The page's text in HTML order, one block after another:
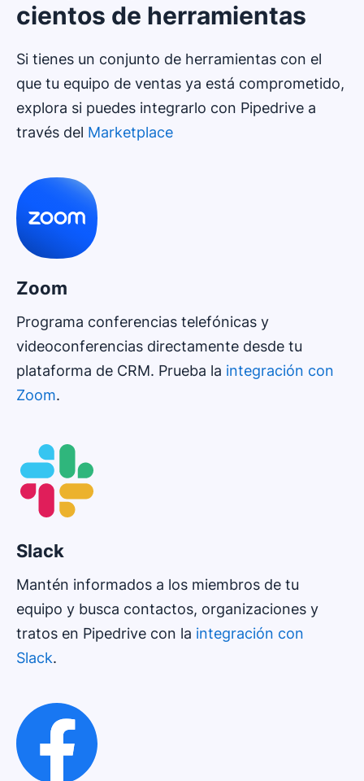
cientos de herramientas
Si tienes un conjunto de herramientas con el
que tu equipo de ventas ya está comprometido,
explora si puedes integrarlo con Pipedrive a
través del Marketplace
Zoom
Programa conferencias telefónicas y
videoconferencias directamente desde tu
plataforma de CRM. Prueba la integración con
Zoom.
Slack
Mantén informados a los miembros de tu
equipo y busca contactos, organizaciones y
tratos en Pipedrive con la integración con
Slack.